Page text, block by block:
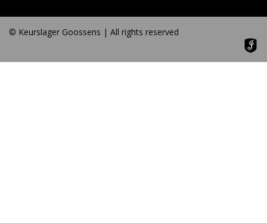
© Keurslager Goossens | All rights reserved